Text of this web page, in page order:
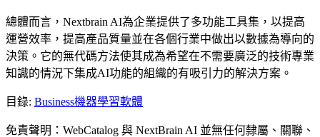
總體而言，Nextbrain AI為企業提供了多功能工具集，以提高
運營效率，提高產品質量並在各個行業中做出以數據為導向的
決策。它的無代碼方法使其成為希望在不需要廣泛的技術專業
知識的情況下集成AI功能的組織的有吸引力的解決方案。
目錄: Business機器學習軟體
免責聲明：WebCatalog 與 NextBrain AI 並無任何隸屬、關聯、